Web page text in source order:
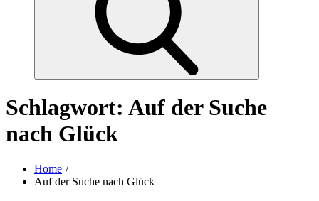
Schlagwort: Auf der Suche
nach Glück
Home
Auf der Suche nach Glück